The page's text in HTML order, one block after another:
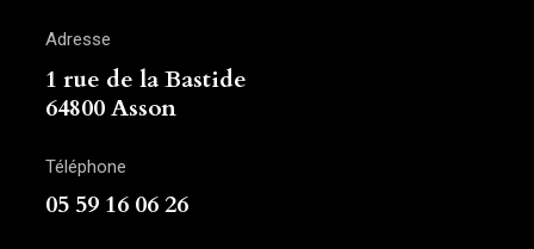
Adresse
1 rue de la Bastide
64800 Asson
Téléphone
05 59 16 06 26